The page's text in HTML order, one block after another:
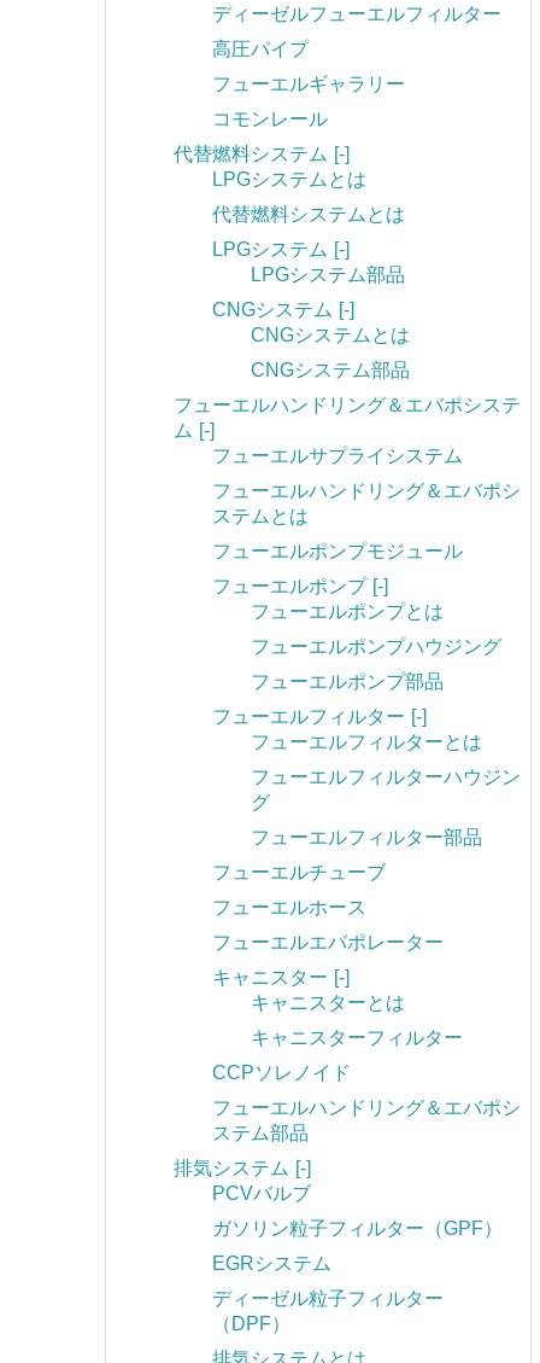
ディーゼルフューエルフィルター
高圧パイプ
フューエルギャラリー
コモンレール
代替燃料システム [-]
LPGシステムとは
代替燃料システムとは
LPGシステム [-]
LPGシステム部品
CNGシステム [-]
CNGシステムとは
CNGシステム部品
フューエルハンドリング＆エバポシステ
ム [-]
フューエルサプライシステム
フューエルハンドリング＆エバポシ
ステムとは
フューエルポンプモジュール
フューエルポンプ [-]
フューエルポンプとは
フューエルポンプハウジング
フューエルポンプ部品
フューエルフィルター [-]
フューエルフィルターとは
フューエルフィルターハウジン
グ
フューエルフィルター部品
フューエルチューブ
フューエルホース
フューエルエバポレーター
キャニスター [-]
キャニスターとは
キャニスターフィルター
CCPソレノイド
フューエルハンドリング＆エバポシ
ステム部品
排気システム [-]
PCVバルブ
ガソリン粒子フィルター（GPF）
EGRシステム
ディーゼル粒子フィルター
（DPF）